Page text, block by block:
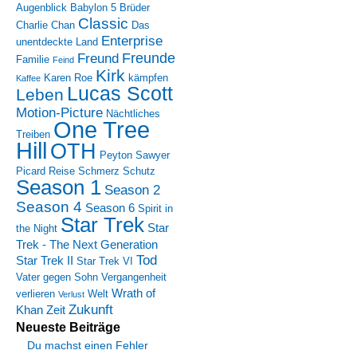
Augenblick Babylon 5 Brüder
Charlie Chan Classic Das
unentdeckte Land Enterprise
Familie Feind Freund Freunde
Kaffee Karen Roe Kirk kämpfen
Leben Lucas Scott
Motion-Picture Nächtliches
Treiben One Tree
Hill OTH Peyton Sawyer
Picard Reise Schmerz Schutz
Season 1 Season 2
Season 4 Season 6 Spirit in
the Night Star Trek Star
Trek - The Next Generation
Star Trek II Star Trek VI Tod
Vater gegen Sohn Vergangenheit
verlieren Verlust Welt Wrath of
Khan Zeit Zukunft
Neueste Beiträge
Du machst einen Fehler